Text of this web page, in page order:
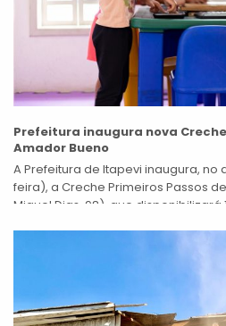
Prefeitura inaugura nova
Amador Bueno
A Prefeitura de Itapevi inaugura,
feira), a Creche Primeiros Passos
Miguel Dias, 98), que disponibilizará